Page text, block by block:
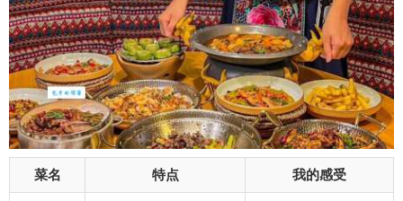
菜名 特点 我的感受